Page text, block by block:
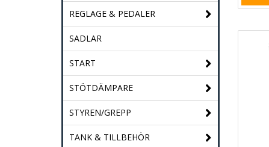
REGLAGE & PEDALER
SADLAR
START
STÖTDÄMPARE
STYREN/GREPP
TANK & TILLBEHÖR